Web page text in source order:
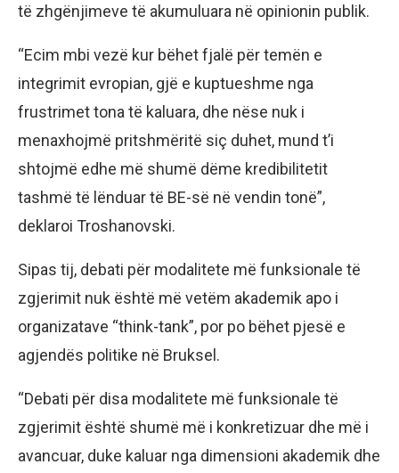
të zhgënjimeve të akumuluara në opinionin publik.
“Ecim mbi vezë kur bëhet fjalë për temën e
integrimit evropian, gjë e kuptueshme nga
frustrimet tona të kaluara, dhe nëse nuk i
menaxhojmë pritshmëritë siç duhet, mund t’i
shtojmë edhe më shumë dëme kredibilitetit
tashmë të lënduar të BE-së në vendin tonë”,
deklaroi Troshanovski.
Sipas tij, debati për modalitete më funksionale të
zgjerimit nuk është më vetëm akademik apo i
organizatave “think-tank”, por po bëhet pjesë e
agjendës politike në Bruksel.
“Debati për disa modalitete më funksionale të
zgjerimit është shumë më i konkretizuar dhe më i
avancuar, duke kaluar nga dimensioni akademik dhe